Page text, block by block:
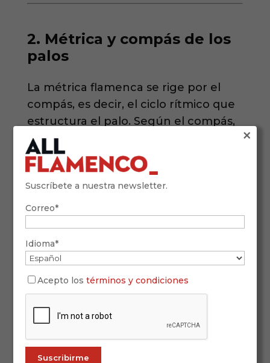
2. Métrica y compás de los
palos
La métrica flamenca se rige por el
compás, es decir, el ciclo rítmico que
estructura el palo. Según el compás,
los palos se clasifican en:
Compás binario o 4/4:
Compás ternario o 3/4:Sevillanas,
Farruca
Compás de amalgama (12
tiempos):Soleá, Alegrías,
Buleréas, Cantiñas
Toná, Saeta, Martinetes
Suscríbete a nuestra newsletter.
Correo*
Idioma*
Acepto lostérminos y condiciones
×